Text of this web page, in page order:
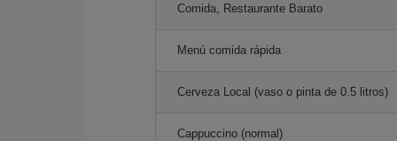
Comida, Restaurante Barato
Menú comida rápida
Cerveza Local (vaso o pinta de 0.5 litros)
Cappuccino (normal)